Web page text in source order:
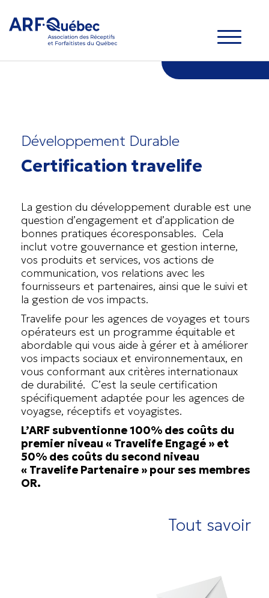
Développement Durable
Certification travelife
La gestion du développement durable est une
question d’engagement et d’application de
bonnes pratiques écoresponsables. Cela
inclut votre gouvernance et gestion interne,
vos produits et services, vos actions de
communication, vos relations avec les
fournisseurs et partenaires, ainsi que le suivi et
la gestion de vos impacts.
Travelife pour les agences de voyages et tours
opérateurs est un programme équitable et
abordable qui vous aide à gérer et à améliorer
vos impacts sociaux et environnementaux, en
vous conformant aux critères internationaux
de durabilité. C’est la seule certification
spécifiquement adaptée pour les agences de
voyagse, réceptifs et voyagistes.
L’ARF subventionne 100% des coûts du
premier niveau « Travelife Engagé » et
50% des coûts du second niveau
« Travelife Partenaire » pour ses membres
OR.
Tout savoir